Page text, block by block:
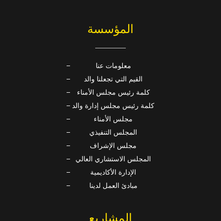
المؤسسة
معلومات عنا
القيم التي تجعلنا والد
كلمة رئيس مجلس الأمناء
كلمة رئيس مجلس إدارة والد
مجلس الأمناء
المجلس التنفيذي
مجلس الإشراف
المجلس الاستشاري العالي
الإدارة الأكاديمية
مبادئ العمل لدينا
المشاريع